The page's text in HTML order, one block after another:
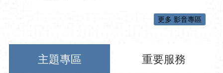
更多 影音專區
主題專區 重要服務